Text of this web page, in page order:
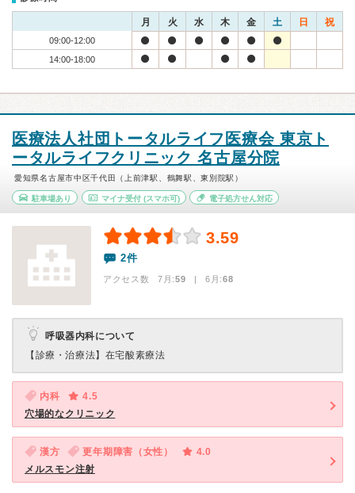
月 火 水 木 金 土 日 祝
09:00-12:00
14:00-18:00
医療法人社団トータルライフ医療会 東京ト
ータルライフクリニック 名古屋分院
愛知県名古屋市中区千代田（上前津駅、鶴舞駅、東別院駅）
駐車場あり マイナ受付(スマホ可) 電子処方せん対応
3.59
2件
アクセス数 7月:59 | 6月:68
呼吸器内科について
【診療・治療法】 在宅酸素療法
内科
4.5
穴場的なクリニック
漢方 更年期障害（女性）
4.0
メルスモン注射